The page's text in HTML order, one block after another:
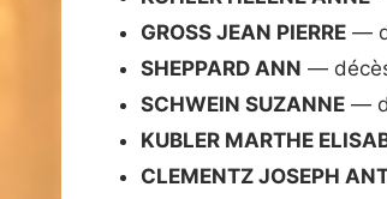
GROSS JEAN PIERRE —
SHEPPARD ANN —
SCHWEIN SUZANNE —
KUBLER MARTHE
CLEMENTZ JOSEPH